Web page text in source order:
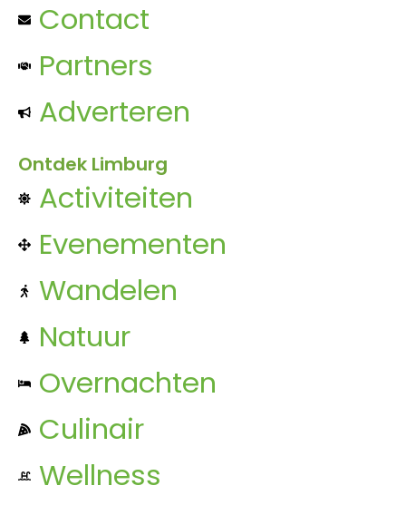
Contact
Partners
Adverteren
Ontdek Limburg
Activiteiten
Evenementen
Wandelen
Natuur
Overnachten
Culinair
Wellness